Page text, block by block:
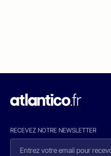
RECEVEZ NOTRE NEWSLETTER